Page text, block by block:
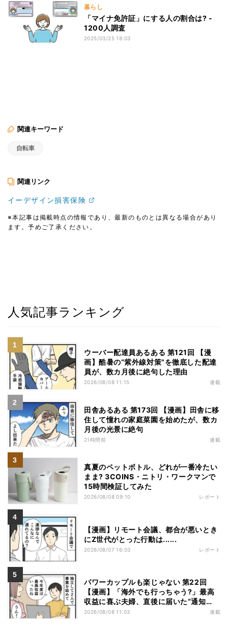
暮らし
「マイナ免許証」にする人の割合は? -
1200人調査
2025/03/25 18:03
関連キーワード
自転車
関連リンク
イーデザイン損害保険
※本記事は掲載時点の情報であり、最新のものとは異なる場合があり
ます。予めご了承ください。
人気記事ランキング
ウーバー配達員あるある 第121回 【漫
画】酷暑の“紫外線対策”を徹底した配達
員が、数カ月後に絶句した理由
2026/08/08 11:15 連載
田舎あるある 第173回 【漫画】田舎に移
住して憧れの家庭菜園を始めたが、数カ
月後の光景に絶句
21時間前 連載
真夏のペットボトル、どれが一番冷たい
まま? 3COINS・ニトリ・ワークマンで
15時間検証してみた
2026/08/08 09:10 レポート
【漫画】リモート会議、都合が悪いとき
にZ世代がとった行動は......
2026/08/07 16:03 レポート
パワーカップルも楽じゃない 第22回
【漫画】「海外でも行っちゃう?」最高
収益に喜ぶ夫婦、直後に届いた“通知
書”で現実に戻された
2026/08/08 11:03 連載